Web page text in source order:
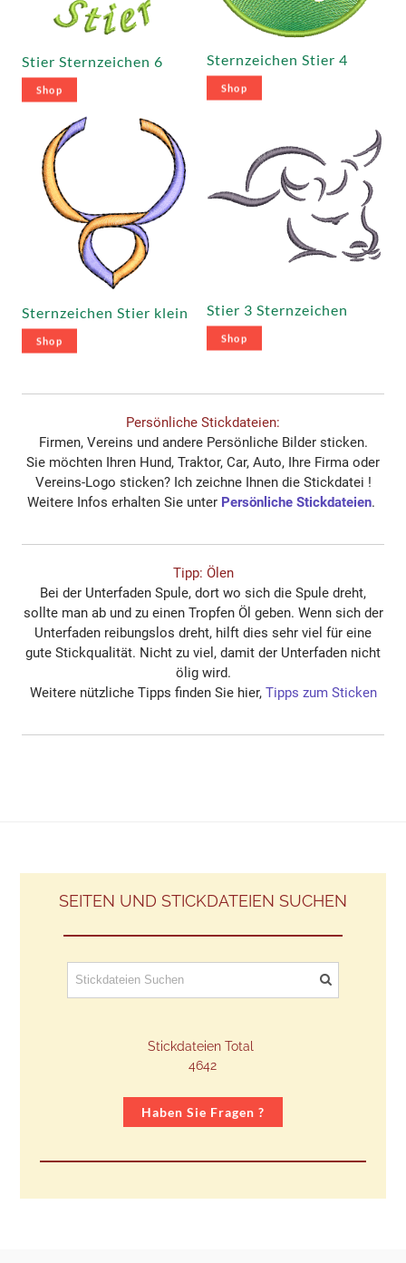
Stier Sternzeichen 6
Shop
Sternzeichen Stier 4
Shop
Stier 3 Sternzeichen
Shop
Sternzeichen Stier klein
Shop
Persönliche Stickdateien:
Firmen, Vereins und andere Persönliche Bilder sticken.
Sie möchten Ihren Hund, Traktor, Car, Auto, Ihre Firma oder
Vereins-Logo sticken? Ich zeichne Ihnen die Stickdatei !
Weitere Infos erhalten Sie unter Persönliche Stickdateien.
Tipp: Ölen
Bei der Unterfaden Spule, dort wo sich die Spule dreht,
sollte man ab und zu einen Tropfen Öl geben. Wenn sich der
Unterfaden reibungslos dreht, hilft dies sehr viel für eine
gute Stickqualität. Nicht zu viel, damit der Unterfaden nicht
ölig wird.
Weitere nützliche Tipps finden Sie hier, Tipps zum Sticken
SEITEN UND STICKDATEIEN SUCHEN
Stickdateien Total
​4642
Haben Sie Fragen ?